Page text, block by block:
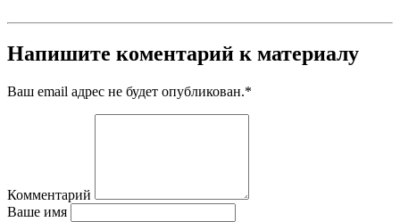
Напишите коментарий к материалу
Ваш email адрес не будет опубликован.*
Комментарий
Ваше имя